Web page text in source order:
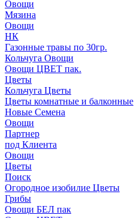
Овощи
Мязина
Овощи
НК
Газонные травы по 30гр.
Кольчуга Овощи
Овощи ЦВЕТ пак.
Цветы
Кольчуга Цветы
Цветы комнатные и балконные
Новые Семена
Овощи
Партнер
под Клиента
Овощи
Цветы
Поиск
Огородное изобилие Цветы
Грибы
Овощи БЕЛ пак